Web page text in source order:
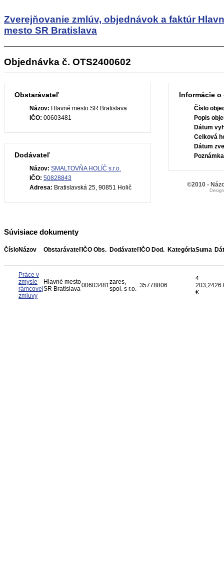
Zverejňovanie zmlúv, objednávok a faktúr
mesto SR Bratislava
Objednávka č. OTS2400602
Obstarávateľ
Názov: Hlavné mesto SR Bratislava
IČO: 00603481
Dodávateľ
Názov: SMALTOVŇA HOLÍČ s.r.o.
IČO: 50828843
Adresa: Bratislavská 25, 90851 Holič
Informácie
Číslo
Popis
Dátum
Celková
Dátum
Súvisiace dokumenty
ČísloNázov Obstarávateľ IČO Obs. Dodávateľ IČO Dod. KategóriaSuma
Práce v
zmysle
rámcovej
zmluvy
Hlavné mesto
SR Bratislava00603481zares,
spol. s r.o. 35778806
4
203,24
€
©2010 -